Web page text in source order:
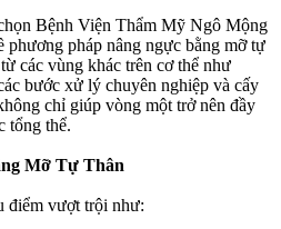
Bệnh Viện Thẩm Mỹ Ngô Mộng
phương pháp nâng ngực bằng mỡ tự
các vùng khác trên cơ thể như
bước xử lý chuyên nghiệp và cấy
chỉ giúp vòng một trở nên đầy
tổng thể.
Mỡ Tự Thân
điểm vượt trội như: